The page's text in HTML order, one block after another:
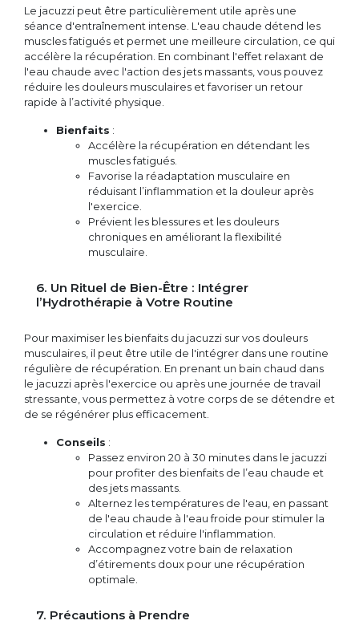
Le jacuzzi peut être particulièrement utile après une
séance d'entraînement intense. L'eau chaude détend les
muscles fatigués et permet une meilleure circulation, ce qui
accélère la récupération. En combinant l'effet relaxant de
l'eau chaude avec l'action des jets massants, vous pouvez
réduire les douleurs musculaires et favoriser un retour
rapide à l’activité physique.
Bienfaits :
Accélère la récupération en détendant les
muscles fatigués.
Favorise la réadaptation musculaire en
réduisant l’inflammation et la douleur après
l'exercice.
Prévient les blessures et les douleurs
chroniques en améliorant la flexibilité
musculaire.
6. Un Rituel de Bien-Être : Intégrer
l’Hydrothérapie à Votre Routine
Pour maximiser les bienfaits du jacuzzi sur vos douleurs
musculaires, il peut être utile de l'intégrer dans une routine
régulière de récupération. En prenant un bain chaud dans
le jacuzzi après l'exercice ou après une journée de travail
stressante, vous permettez à votre corps de se détendre et
de se régénérer plus efficacement.
Conseils :
Passez environ 20 à 30 minutes dans le jacuzzi
pour profiter des bienfaits de l’eau chaude et
des jets massants.
Alternez les températures de l'eau, en passant
de l'eau chaude à l'eau froide pour stimuler la
circulation et réduire l'inflammation.
Accompagnez votre bain de relaxation
d’étirements doux pour une récupération
optimale.
7. Précautions à Prendre